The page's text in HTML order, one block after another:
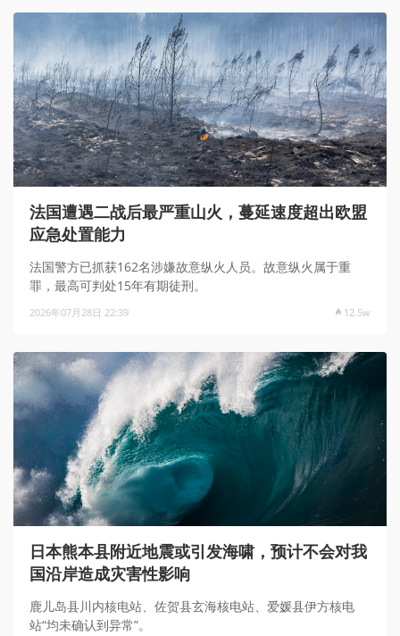
法国遭遇二战后最严重山火，蔓延速度超出欧盟
应急处置能力
法国警方已抓获162名涉嫌故意纵火人员。故意纵火属于重
罪，最高可判处15年有期徒刑。
2026年07月28日 22:39 12.5w
日本熊本县附近地震或引发海啸，预计不会对我
国沿岸造成灾害性影响
鹿儿岛县川内核电站、佐贺县玄海核电站、爱媛县伊方核电
站“均未确认到异常”。